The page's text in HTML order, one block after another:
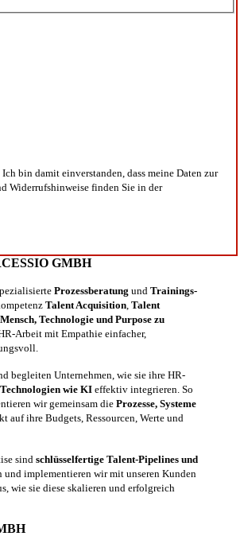
bin damit einverstanden, dass meine Daten zur
Widerrufshinweise finden Sie in der
GMBH
Prozessberatung und Trainings-
Talent Acquisition Talent
Technologie und Purpose zu
Arbeit mit Empathie einfacher,
begleiten Unternehmen, wie sie ihre HR-
Technologien wie KI effektiv integrieren. So
wir gemeinsam die Prozesse, Systeme
auf ihre Budgets, Ressourcen, Werte und
sind schlüsselfertige Talent-Pipelines und
und implementieren wir mit unseren Kunden
wie sie diese skalieren und erfolgreich